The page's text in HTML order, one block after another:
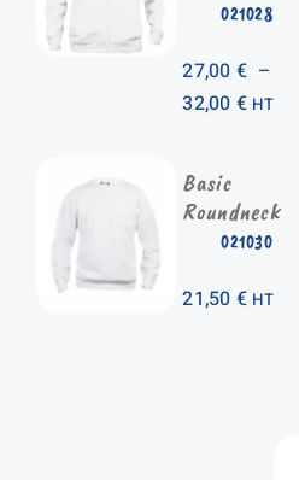
021028
27,00 € –
32,00 €Plage
27,00 €
à
HT
021030
Basic
Roundneck
21,50 € HT